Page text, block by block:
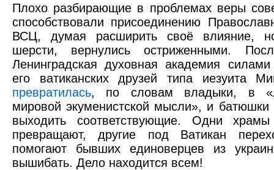
Плохо разбирающие в проблемах веры
способствовали присоединению
ВСЦ, думая расширить своё влияние,
шерсти, вернулись остриженными.
Ленинградская духовная академия
его ватиканских друзей типа иезуита
превратилась, по словам владыки, в
мировой экуменистской мысли», и батюшки
выходить соответствующие. Одни
превращают, другие под Ватикан
помогают бывших единоверцев из
вышибать. Дело находится всем!